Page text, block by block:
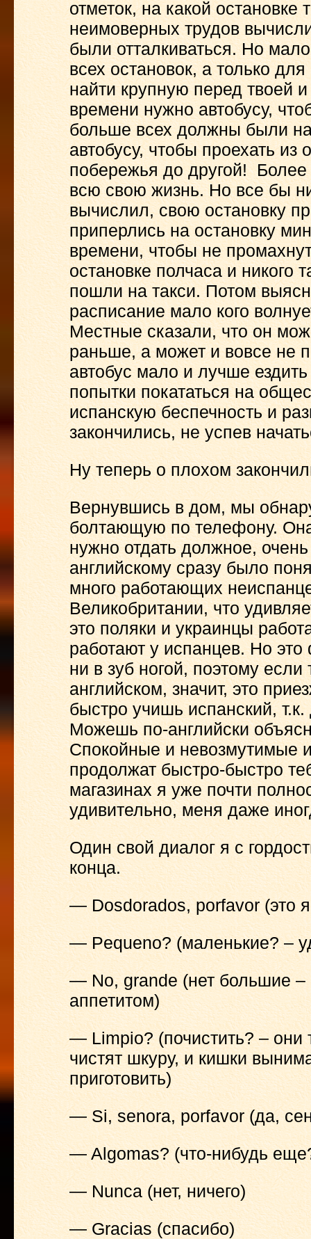
отметок, на какой
неимоверных трудов
были отталкиваться. Но
всех остановок, а только
найти крупную перед твоей
времени нужно автобусу,
больше всех должны были
автобусу, чтобы проехать из
побережья до другой!
всю свою жизнь. Но все бы
вычислил, свою остановку
приперлись на остановку
времени, чтобы не
остановке полчаса и
пошли на такси. Потом
расписание мало кого
Местные сказали, что он
раньше, а может и вовсе не
автобус мало и лучше
попытки покататься на
испанскую беспечность и
закончились, не успев
Ну теперь о плохом
Вернувшись в дом, мы
болтающую по телефону.
нужно отдать должное,
английскому сразу было
много работающих
Великобритании, что
это поляки и украинцы
работают у испанцев. Но
ни в зуб ногой, поэтому
английском, значит, это
быстро учишь испанский, т.к.
Можешь по-английски
Спокойные и невозмутимые
продолжат быстро-быстро
магазинах я уже почти
удивительно, меня даже
Один свой диалог я с
конца.
— Dosdorados, porfavor (это
— Pequeno? (маленькие? –
— No, grande (нет большие
аппетитом)
— Limpio? (почистить? – они
чистят шкуру, и кишки
приготовить)
— Si, senora, porfavor (да,
— Algomas? (что-нибудь
— Nunca (нет, ничего)
— Gracias (спасибо)